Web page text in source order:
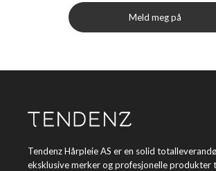
Meld meg på
Tendenz Hårpleie AS er en solid
eksklusive merker og profesjonelle produkter